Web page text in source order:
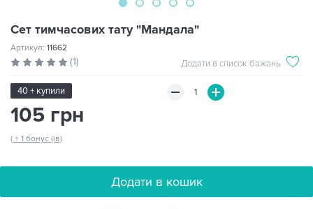
Сет тимчасових тату "Мандала"
Артикул: 11662
(1) Додати в список бажань
40 + купили
105 грн
( + 1 бонус (ів)
Додати в кошик